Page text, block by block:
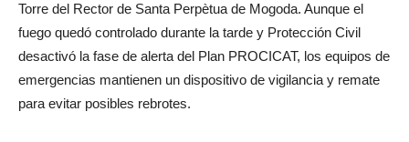
Torre del Rector de Santa Perpètua de Mogoda. Aunque el
fuego quedó controlado durante la tarde y Protección Civil
desactivó la fase de alerta del Plan PROCICAT, los equipos de
emergencias mantienen un dispositivo de vigilancia y remate
para evitar posibles rebrotes.